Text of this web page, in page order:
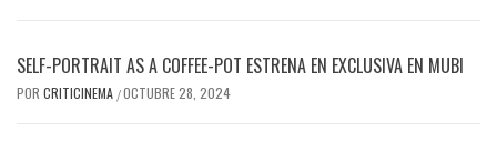
SELF-PORTRAIT AS A COFFEE-POT ESTRENA EN EXCLUSIVA EN MUBI
POR CRITICINEMA /OCTUBRE 28, 2024